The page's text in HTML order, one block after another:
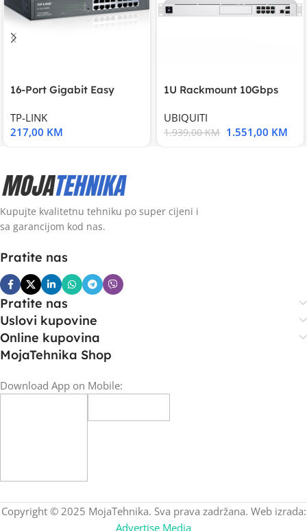
16-Port Gigabit Easy
TP-LINK
217,00 KM
1U Rackmount 10Gbps
UBIQUITI
1.939,00KM 1.551,00 KM
Kupujte kvalitetnu tehniku po super cijeni i
sa garancijom kod nas.
Pratite nas
Pratite nas
Uslovi kupovine
Online kupovina
MojaTehnika Shop
Download App on Mobile:
Copyright © 2025 MojaTehnika. Sva prava zadržana. Web izrada:
Advertise Media